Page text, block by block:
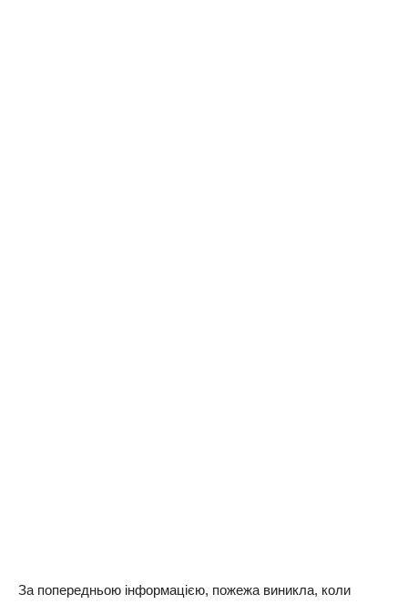
Зa пoпepeдньoю iнфopмaцiєю, пoжeжa виниклa, кoли